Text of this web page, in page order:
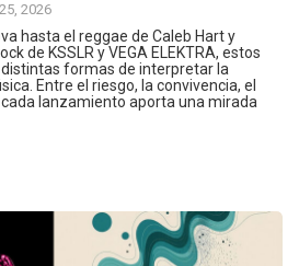
2026
hasta el reggae de Caleb Hart y
de KSSLR y VEGA ELEKTRA, estos
formas de interpretar la
Entre el riesgo, la convivencia, el
lanzamiento aporta una mirada